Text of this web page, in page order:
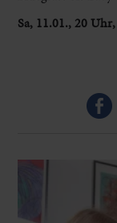
Sa, 11.01., 20